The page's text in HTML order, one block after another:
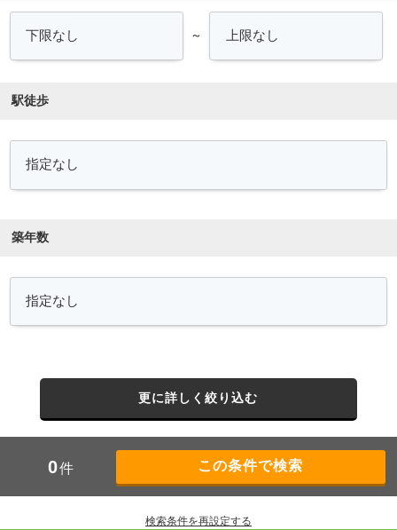
～
駅徒歩
築年数
更に詳しく絞り込む
0件
検索条件を再設定する